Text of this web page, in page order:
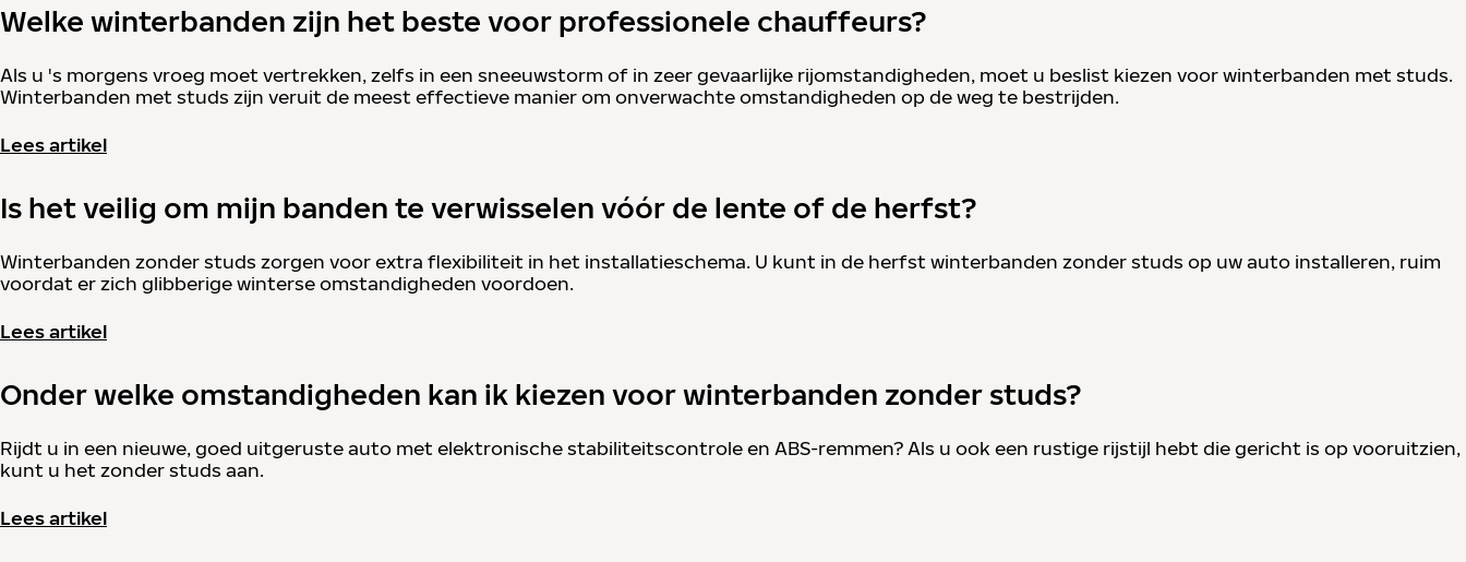
Welke winterbanden zijn het beste voor professionele chauffeurs?
Als u 's morgens vroeg moet vertrekken, zelfs in een sneeuwstorm of in zeer gevaarlijke rijomstandigheden, moet u beslist kiezen voor winterbanden met studs.
Winterbanden met studs zijn veruit de meest effectieve manier om onverwachte omstandigheden op de weg te bestrijden.
Lees artikel
Is het veilig om mijn banden te verwisselen vóór de lente of de herfst?
Winterbanden zonder studs zorgen voor extra flexibiliteit in het installatieschema. U kunt in de herfst winterbanden zonder studs op uw auto installeren, ruim
voordat er zich glibberige winterse omstandigheden voordoen.
Lees artikel
Onder welke omstandigheden kan ik kiezen voor winterbanden zonder studs?
Rijdt u in een nieuwe, goed uitgeruste auto met elektronische stabiliteitscontrole en ABS-remmen? Als u ook een rustige rijstijl hebt die gericht is op vooruitzien,
kunt u het zonder studs aan.
Lees artikel